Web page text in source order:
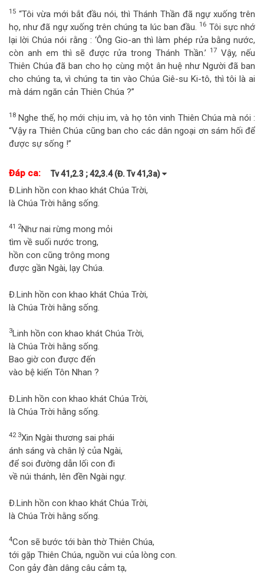
15 “Tôi vừa mới bắt đầu nói, thì Thánh Thần đã ngự xuống trên
họ, như đã ngự xuống trên chúng ta lúc ban đầu. 16 Tôi sực nhớ
lại lời Chúa nói rằng : ‘Ông Gio-an thì làm phép rửa bằng nước,
còn anh em thì sẽ được rửa trong Thánh Thần.’ 17 Vậy, nếu
Thiên Chúa đã ban cho họ cùng một ân huệ như Người đã ban
cho chúng ta, vì chúng ta tin vào Chúa Giê-su Ki-tô, thì tôi là ai
mà dám ngăn cản Thiên Chúa ?”
18 Nghe thế, họ mới chịu im, và họ tôn vinh Thiên Chúa mà nói :
“Vậy ra Thiên Chúa cũng ban cho các dân ngoại ơn sám hối để
được sự sống !”
Đáp ca: Tv 41,2.3 ; 42,3.4 (Đ. Tv 41,3a)
Đ.Linh hồn con khao khát Chúa Trời,
là Chúa Trời hằng sống.
41 2Như nai rừng mong mỏi
tìm về suối nước trong,
hồn con cũng trông mong
được gần Ngài, lạy Chúa.
Đ.Linh hồn con khao khát Chúa Trời,
là Chúa Trời hằng sống.
3Linh hồn con khao khát Chúa Trời,
là Chúa Trời hằng sống.
Bao giờ con được đến
vào bệ kiến Tôn Nhan ?
Đ.Linh hồn con khao khát Chúa Trời,
là Chúa Trời hằng sống.
42 3Xin Ngài thương sai phái
ánh sáng và chân lý của Ngài,
để soi đường dẫn lối con đi
về núi thánh, lên đền Ngài ngự.
Đ.Linh hồn con khao khát Chúa Trời,
là Chúa Trời hằng sống.
4Con sẽ bước tới bàn thờ Thiên Chúa,
tới gặp Thiên Chúa, nguồn vui của lòng con.
Con gảy đàn dâng câu cảm tạ,